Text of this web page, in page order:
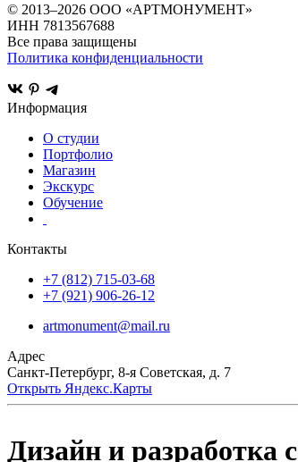
© 2013–2026 ООО «АРТМОНУМЕНТ»
ИНН 7813567688
Все права защищены
Политика конфиденциальности
Информация
О студии
Портфолио
Магазин
Экскурс
Обучение
Контакты
+7 (812) 715-03-68
+7 (921) 906-26-12
artmonument@mail.ru
Адрес
Санкт-Петербург, 8-я Советская, д. 7
Открыть Яндекс.Карты
Дизайн и разработка